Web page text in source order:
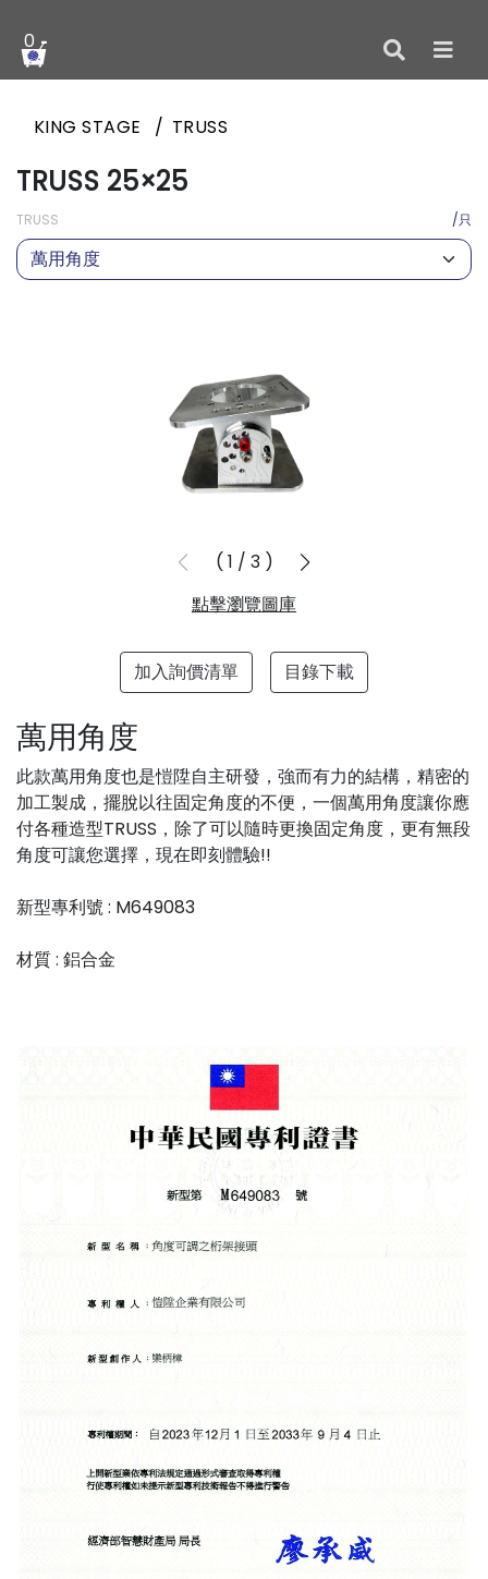
0
KING STAGE TRUSS
TRUSS 25×25
TRUSS /只
萬用角度
1 / 3
點擊瀏覽圖庫
加入詢價清單 目錄下載
萬用角度
此款萬用角度也是愷陞自主研發，強而有力的結構，精密的
加工製成，擺脫以往固定角度的不便，一個萬用角度讓你應
付各種造型TRUSS，除了可以隨時更換固定角度，更有無段
角度可讓您選擇，現在即刻體驗!!
新型專利號 : M649083
材質 : 鋁合金